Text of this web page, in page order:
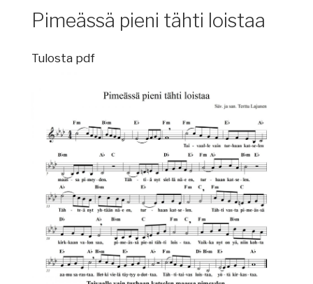
Pimeässä pieni tähti loistaa
Tulosta pdf